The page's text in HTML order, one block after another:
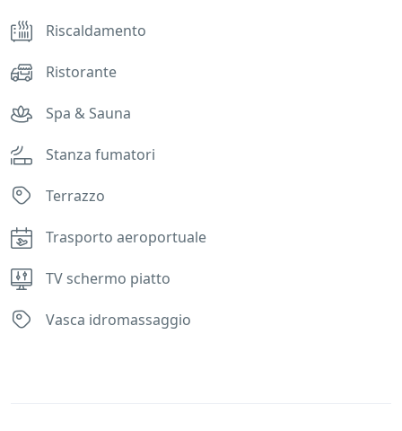
Riscaldamento
Ristorante
Spa & Sauna
Stanza fumatori
Terrazzo
Trasporto aeroportuale
TV schermo piatto
Vasca idromassaggio